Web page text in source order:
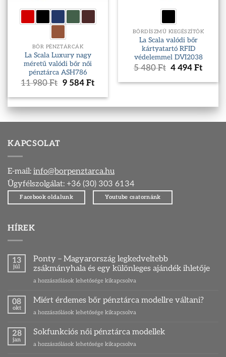
BŐR PÉNZTÁRCÁK
La Scala Luxury nagy
méretű valódi bőr női
pénztárca ASH786
11 980Ft Original
was:
11
980 Ft.
9 584 FtCurrent
is:
9
584 Ft.
BŐRDÍSZMŰ KIEGÉSZÍTŐK
La Scala valódi bőr
kártyatartó RFID
védelemmel DVI2038
5 480Ft Original
was:
4 494Ft
is:
KAPCSOLAT
E-mail: info@borpenztarca.hu
Ügyfélszolgálat: +36 (30) 303 6134
Facebook oldalunk Youtube csatornánk
HÍREK
13
júl
Ponty – Magyarország legkedveltebb
zsákmányhala és egy különleges ajándék ihletője
Ponty
Magyarország
zsákmányhala
egy
különleges
a hozzászólások lehetősége kikapcsolva
08
okt
Miért érdemes bőr pénztárca modellre váltani?
Miért
bőr
modellre
a hozzászólások lehetősége kikapcsolva
28
jan
Sokfunkciós női pénztárca modellek
Sokfunkciós
a hozzászólások lehetősége kikapcsolva